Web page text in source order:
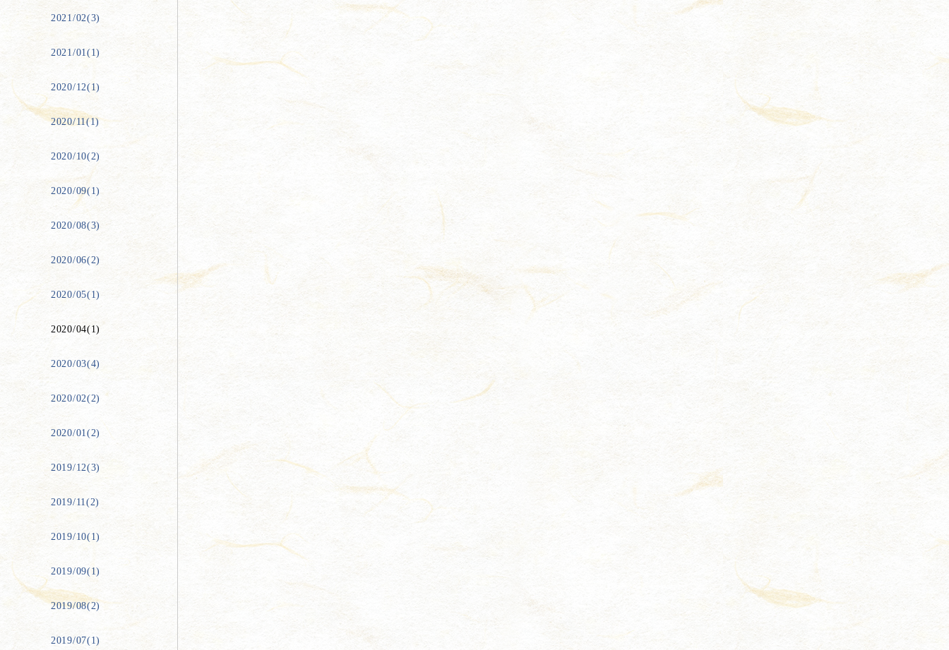
2021/02(3)
2021/01(1)
2020/12(1)
2020/11(1)
2020/10(2)
2020/09(1)
2020/08(3)
2020/06(2)
2020/05(1)
2020/04(1)
2020/03(4)
2020/02(2)
2020/01(2)
2019/12(3)
2019/11(2)
2019/10(1)
2019/09(1)
2019/08(2)
2019/07(1)